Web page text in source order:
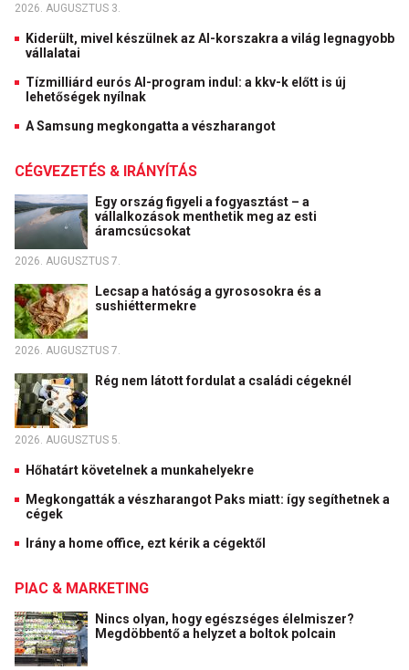
2026. AUGUSZTUS 3.
Kiderült, mivel készülnek az AI-korszakra a világ legnagyobb
vállalatai
Tízmilliárd eurós AI-program indul: a kkv-k előtt is új
lehetőségek nyílnak
A Samsung megkongatta a vészharangot
CÉGVEZETÉS & IRÁNYÍTÁS
Egy ország figyeli a fogyasztást – a
vállalkozások menthetik meg az esti
áramcsúcsokat
2026. AUGUSZTUS 7.
Lecsap a hatóság a gyrososokra és a
sushiéttermekre
2026. AUGUSZTUS 7.
Rég nem látott fordulat a családi cégeknél
2026. AUGUSZTUS 5.
Hőhatárt követelnek a munkahelyekre
Megkongatták a vészharangot Paks miatt: így segíthetnek a
cégek
Irány a home office, ezt kérik a cégektől
PIAC & MARKETING
Nincs olyan, hogy egészséges élelmiszer?
Megdöbbentő a helyzet a boltok polcain